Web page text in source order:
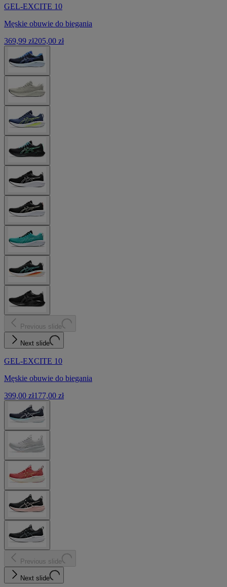
GEL-EXCITE 10
Męskie obuwie do biegania
369,99 zł205,00 zł
Previous slide
Next slide
GEL-EXCITE 10
Męskie obuwie do biegania
399,00 zł177,00 zł
Previous slide
Next slide